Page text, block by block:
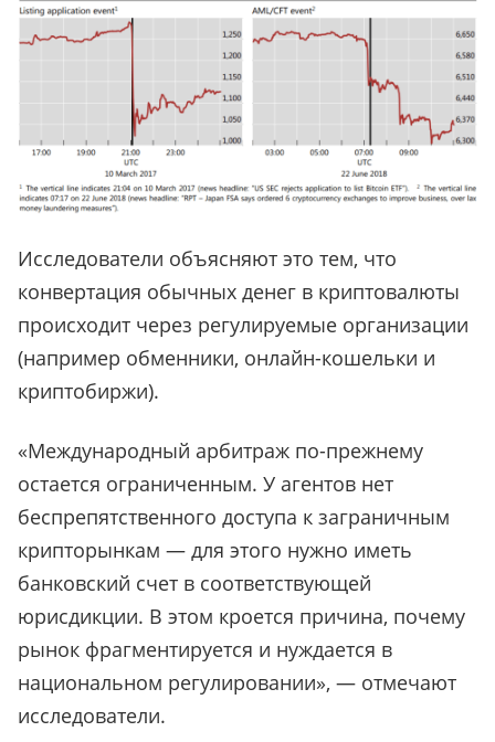
Исследователи объясняют это тем, что
конвертация обычных денег в криптовалюты
происходит через регулируемые организации
(например обменники, онлайн-кошельки и
криптобиржи).
«Международный арбитраж по-прежнему
остается ограниченным. У агентов нет
беспрепятственного доступа к заграничным
крипторынкам — для этого нужно иметь
банковский счет в соответствующей
юрисдикции. В этом кроется причина, почему
рынок фрагментируется и нуждается в
национальном регулировании», — отмечают
исследователи.